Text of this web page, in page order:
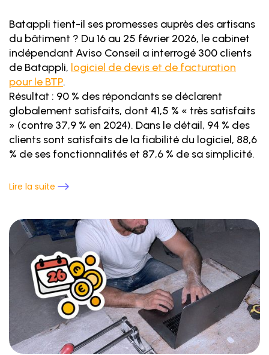
Batappli tient-il ses promesses auprès des artisans
du bâtiment ? Du 16 au 25 février 2026, le cabinet
indépendant Aviso Conseil a interrogé 300 clients
de Batappli, logiciel de devis et de facturation
pour le BTP.
Résultat : 90 % des répondants se déclarent
globalement satisfaits, dont 41,5 % « très satisfaits
» (contre 37,9 % en 2024). Dans le détail, 94 % des
clients sont satisfaits de la fiabilité du logiciel, 88,6
% de ses fonctionnalités et 87,6 % de sa simplicité.
Lire la suite